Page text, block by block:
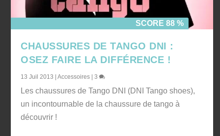
SCORE 88 %
CHAUSSURES DE TANGO DNI :
OSEZ FAIRE LA DIFFÉRENCE !
13 Juil 2013 |Accessoires |3
Les chaussures de Tango DNI (DNI Tango shoes),
un incontournable de la chaussure de tango à
découvrir !